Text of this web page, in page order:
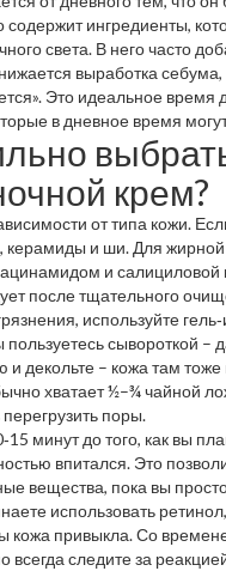
содержит ингредиенты,
света. В него часто
кислоту и
клетки, стимулируют
влагу.
выработка
Это идеальное время
в дневное время
крем?
от типа кожи.
керамиды и ши. Для
и салициловой
признаками,
и пептидам.
после тщательного
используйте
пользуетесь сывороткой –
крем небольшими
круговыми
и декольте – кожа там тоже
хватает ½–¾ чайной
поры.
минут до того, как вы
впитался. Это
вещества, пока вы
использовать
кожа привыкла. Со
всегда следите за